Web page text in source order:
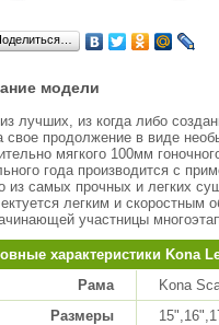
модели
лучших, из когда либо
свое продолжение в виде
мягкого 100мм
года производится с
из самых прочных и легких
легким и скоростным
участницы
характеристики Kona
Рама
Kona
Размеры